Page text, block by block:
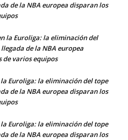
de la NBA europea disparan los
la Euroliga: la eliminación del
de la NBA europea
de varios equipos
Euroliga: la eliminación del tope
de la NBA europea disparan los
Euroliga: la eliminación del tope
de la NBA europea disparan los